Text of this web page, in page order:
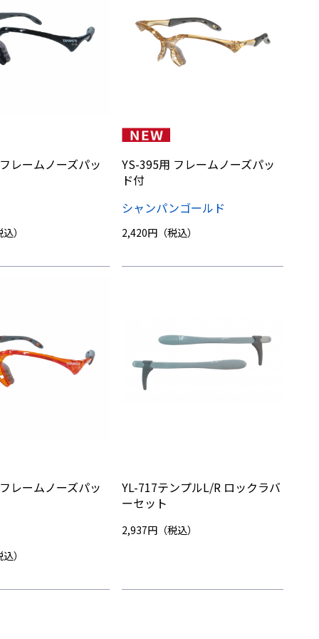
レームノーズパッ
）
YS-395用 フレームノーズパッ
ド付
シャンパンゴールド
2,420円（税込）
レームノーズパッ
）
YL-717テンプルL/R ロックラバ
ーセット
2,937円（税込）